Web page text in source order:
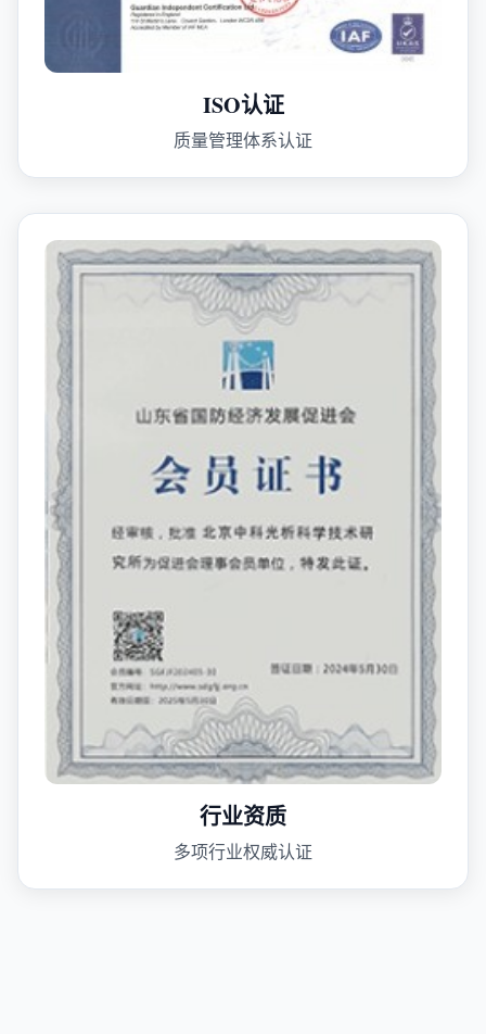
ISO认证
质量管理体系认证
行业资质
多项行业权威认证